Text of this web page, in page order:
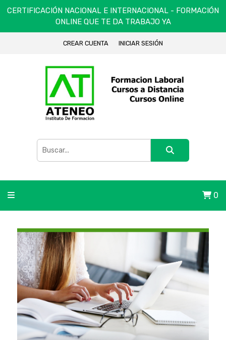
CERTIFICACIÓN NACIONAL E INTERNACIONAL - FORMACIÓN
ONLINE QUE TE DA TRABAJO YA
CREAR CUENTA INICIAR SESIÓN
0